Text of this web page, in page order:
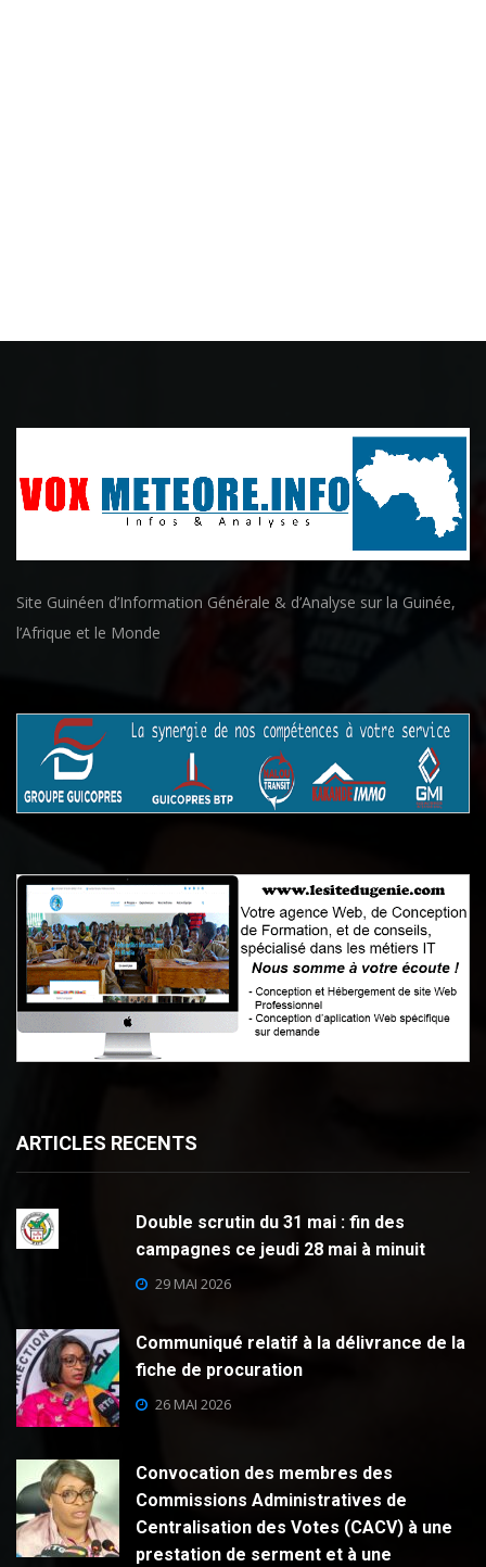
Site Guinéen d’Information Générale & d’Analyse sur la Guinée,
l’Afrique et le Monde
ARTICLES RECENTS
Double scrutin du 31 mai : fin des
campagnes ce jeudi 28 mai à minuit
29 MAI 2026
Communiqué relatif à la délivrance de la
fiche de procuration
26 MAI 2026
Convocation des membres des
Commissions Administratives de
Centralisation des Votes (CACV) à une
prestation de serment et à une